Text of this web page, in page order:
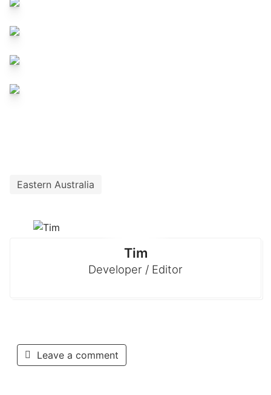
Eastern Australia
Tim
Developer / Editor
Leave a comment